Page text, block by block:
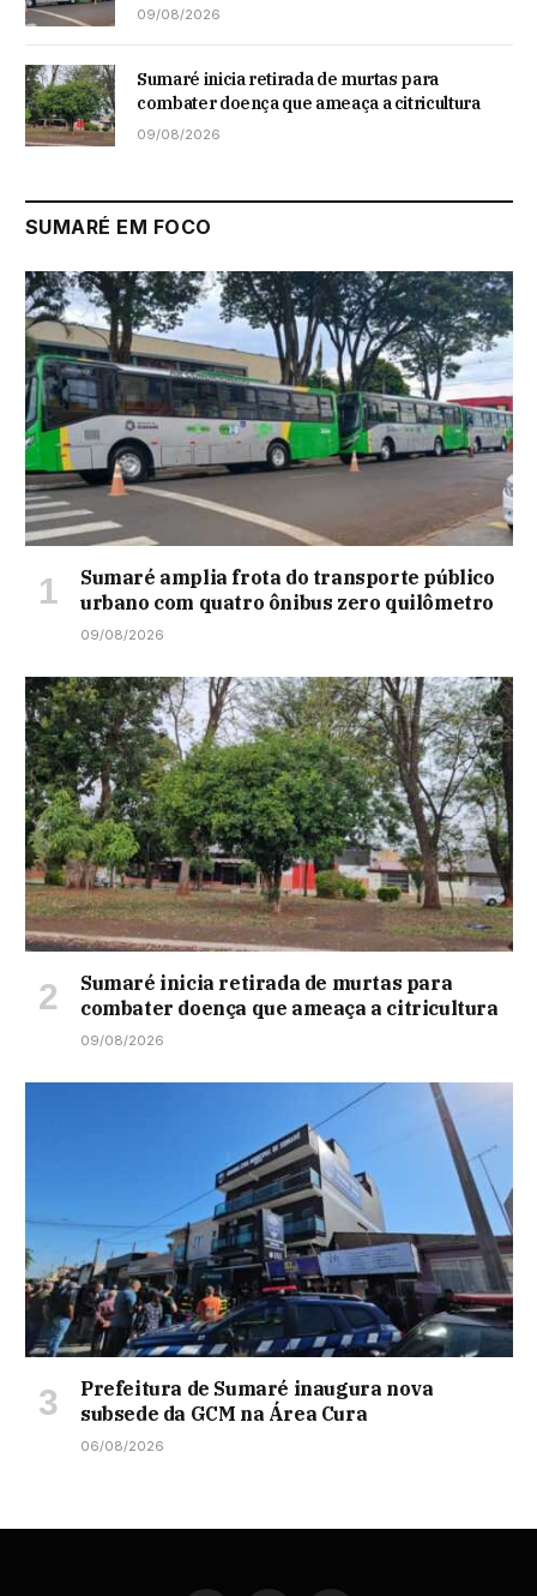
09/08/2026
Sumaré inicia retirada de murtas para
combater doença que ameaça a citricultura
09/08/2026
SUMARÉ EM FOCO
Sumaré amplia frota do transporte público
urbano com quatro ônibus zero quilômetro
09/08/2026
Sumaré inicia retirada de murtas para
combater doença que ameaça a citricultura
09/08/2026
Prefeitura de Sumaré inaugura nova
subsede da GCM na Área Cura
06/08/2026